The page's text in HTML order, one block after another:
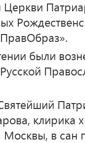
были
Москвы, в сан